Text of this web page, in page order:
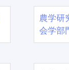
農学
会学部